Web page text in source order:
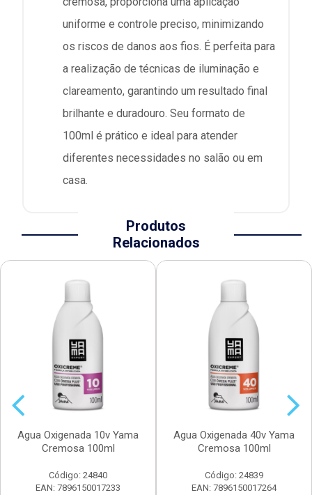
uniforme e controle preciso, minimizando
os riscos de danos aos fios. É perfeita para
a realização de técnicas de iluminação e
clareamento, garantindo um resultado final
brilhante e duradouro. Seu formato de
100ml é prático e ideal para atender
diferentes necessidades no salão ou em
casa.
Produtos
Relacionados
Agua Oxigenada 10v Yama
Cremosa 100ml
Código: 24840
EAN: 7896150017233
Agua Oxigenada 40v Yama
Cremosa 100ml
Código: 24839
EAN: 7896150017264